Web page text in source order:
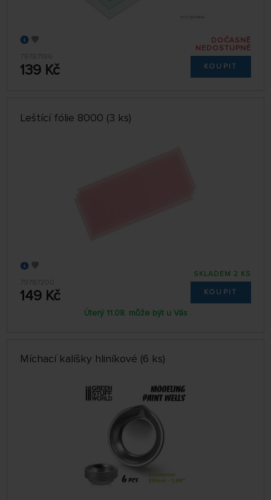
79787186
139 Kč
DOČASNĚ
NEDOSTUPNÉ
KOUPIT
Leštící fólie 8000 (3 ks)
79787200
149 Kč
SKLADEM 2 KS
KOUPIT
Úterý 11.08. může být u Vás
Míchací kalíšky hliníkové (6 ks)